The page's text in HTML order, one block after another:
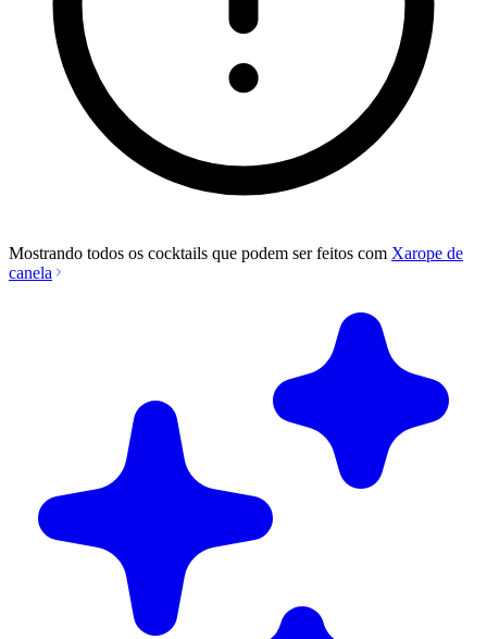
Mostrando todos os cocktails que podem ser feitos com Xarope de
canela